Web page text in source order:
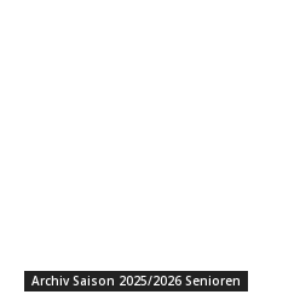
Archiv Saison 2025/2026 Senioren